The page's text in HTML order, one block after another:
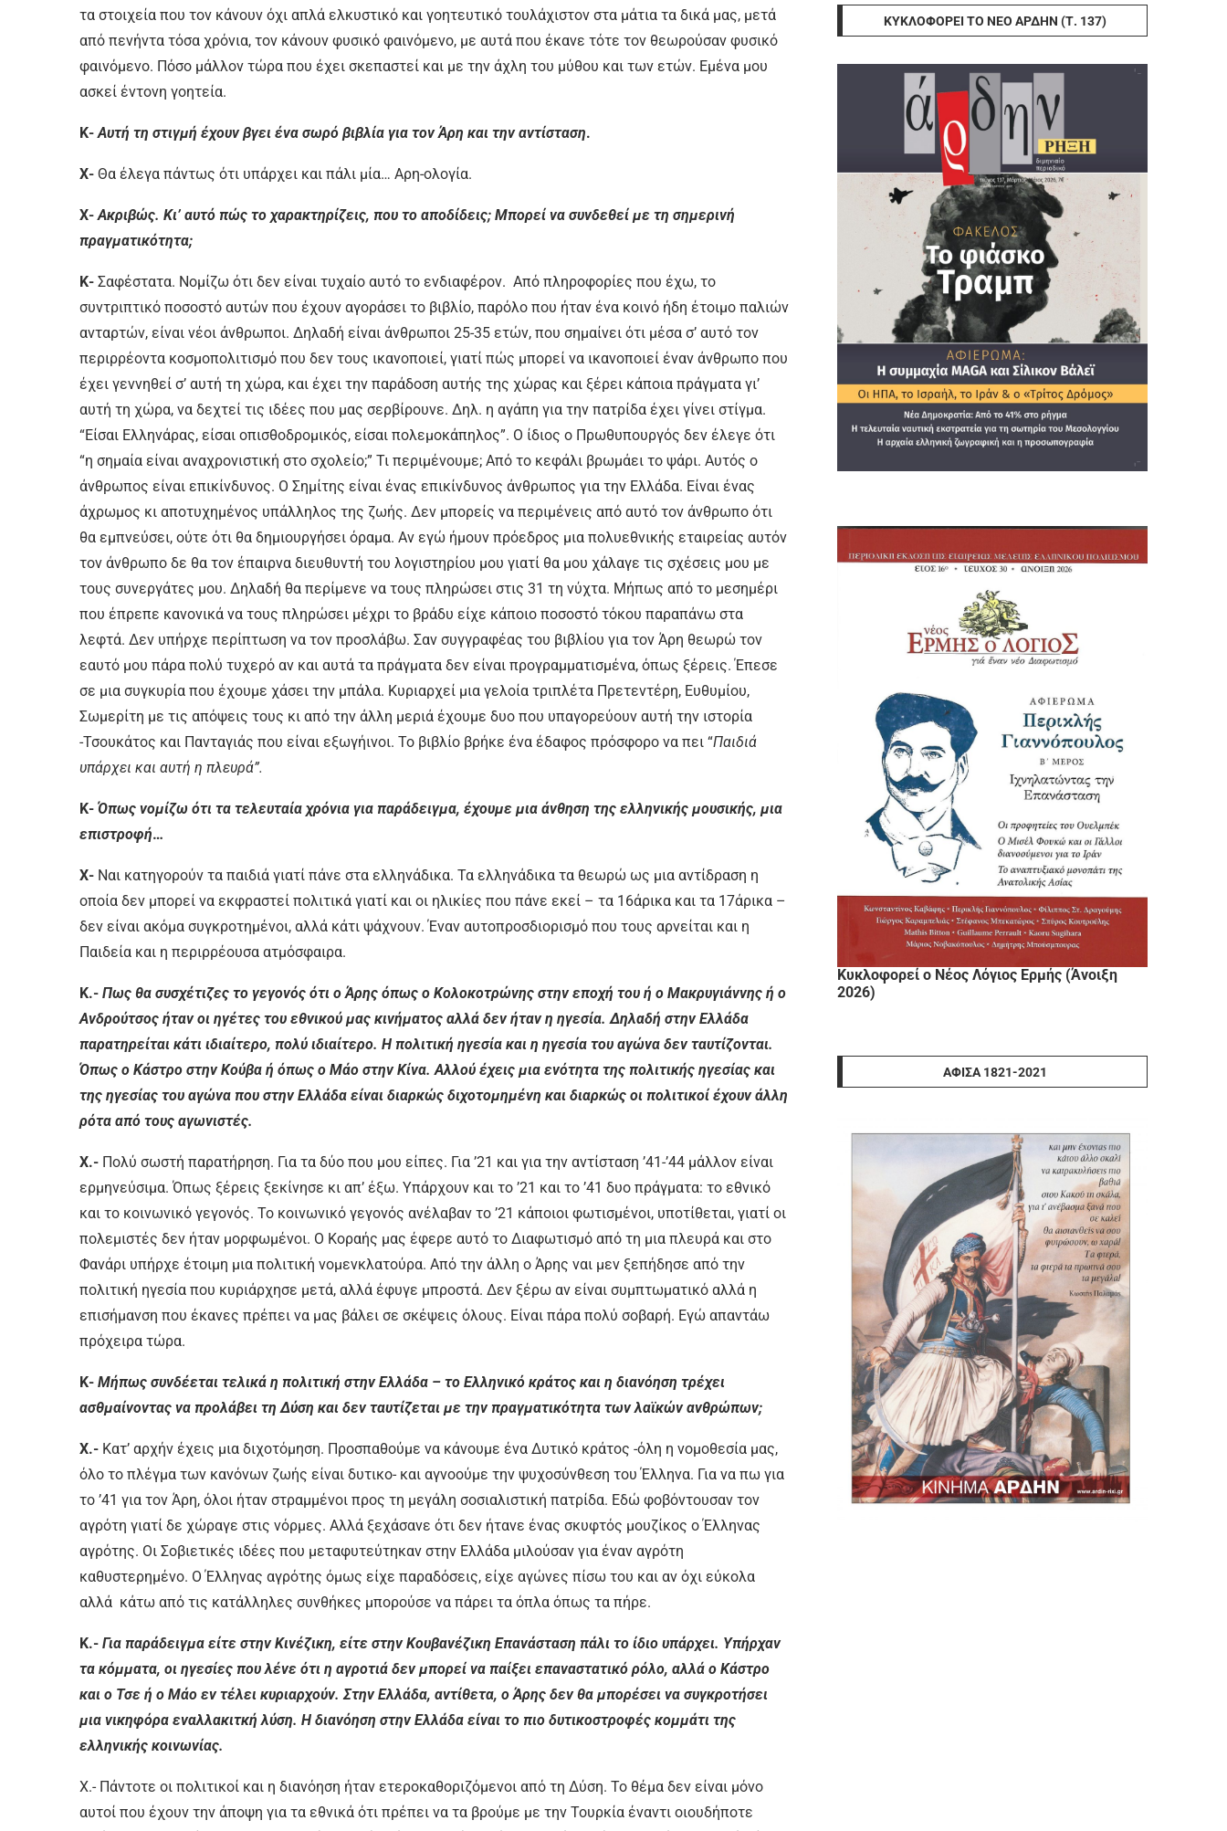
τα στοιχεία που τον κάνουν όχι απλά ελκυστικό και γοητευτικό τουλάχιστον στα μάτια τα δικά μας, μετά
από πενήντα τόσα χρόνια, τον κάνουν φυσικό φαινόμενο, με αυτά που έκανε τότε τον θεωρούσαν φυσικό
φαινόμενο. Πόσο μάλλον τώρα που έχει σκεπαστεί και με την άχλη του μύθου και των ετών. Εμένα μου
ασκεί έντονη γοητεία.
Κ-Αυτή τη στιγμή έχουν βγει ένα σωρό βιβλία για τον Άρη και την αντίσταση.
Χ- Θα έλεγα πάντως ότι υπάρχει και πάλι μία… Αρη-ολογία.
Χ-Ακριβώς. Κι’ αυτό πώς το χαρακτηρίζεις, που το αποδίδεις; Μπορεί να συνδεθεί με τη σημερινή
πραγματικότητα;
Κ- Σαφέστατα. Νομίζω ότι δεν είναι τυχαίο αυτό το ενδιαφέρον. Από πληροφορίες που έχω, το
συντριπτικό ποσοστό αυτών που έχουν αγοράσει το βιβλίο, παρόλο που ήταν ένα κοινό ήδη έτοιμο παλιών
ανταρτών, είναι νέοι άνθρωποι. Δηλαδή είναι άνθρωποι 25-35 ετών, που σημαίνει ότι μέσα σ’ αυτό τον
περιρρέοντα κοσμοπολιτισμό που δεν τους ικανοποιεί, γιατί πώς μπορεί να ικανοποιεί έναν άνθρωπο που
έχει γεννηθεί σ’ αυτή τη χώρα, και έχει την παράδοση αυτής της χώρας και ξέρει κάποια πράγματα γι’
αυτή τη χώρα, να δεχτεί τις ιδέες που μας σερβίρουνε. Δηλ. η αγάπη για την πατρίδα έχει γίνει στίγμα.
“Είσαι Ελληνάρας, είσαι οπισθοδρομικός, είσαι πολεμοκάπηλος”. Ο ίδιος ο Πρωθυπουργός δεν έλεγε ότι
“η σημαία είναι αναχρονιστική στο σχολείο;” Τι περιμένουμε; Από το κεφάλι βρωμάει το ψάρι. Αυτός ο
άνθρωπος είναι επικίνδυνος. Ο Σημίτης είναι ένας επικίνδυνος άνθρωπος για την Ελλάδα. Είναι ένας
άχρωμος κι αποτυχημένος υπάλληλος της ζωής. Δεν μπορείς να περιμένεις από αυτό τον άνθρωπο ότι
θα εμπνεύσει, ούτε ότι θα δημιουργήσει όραμα. Αν εγώ ήμουν πρόεδρος μια πολυεθνικής εταιρείας αυτόν
τον άνθρωπο δε θα τον έπαιρνα διευθυντή του λογιστηρίου μου γιατί θα μου χάλαγε τις σχέσεις μου με
τους συνεργάτες μου. Δηλαδή θα περίμενε να τους πληρώσει στις 31 τη νύχτα. Μήπως από το μεσημέρι
που έπρεπε κανονικά να τους πληρώσει μέχρι το βράδυ είχε κάποιο ποσοστό τόκου παραπάνω στα
λεφτά. Δεν υπήρχε περίπτωση να τον προσλάβω. Σαν συγγραφέας του βιβλίου για τον Άρη θεωρώ τον
εαυτό μου πάρα πολύ τυχερό αν και αυτά τα πράγματα δεν είναι προγραμματισμένα, όπως ξέρεις. Έπεσε
σε μια συγκυρία που έχουμε χάσει την μπάλα. Κυριαρχεί μια γελοία τριπλέτα Πρετεντέρη, Ευθυμίου,
Σωμερίτη με τις απόψεις τους κι από την άλλη μεριά έχουμε δυο που υπαγορεύουν αυτή την ιστορία
-Τσουκάτος και Πανταγιάς που είναι εξωγήινοι. Το βιβλίο βρήκε ένα έδαφος πρόσφορο να πει “Παιδιά
υπάρχει και αυτή η πλευρά”.
Κ- Όπως νομίζω ότι τα τελευταία χρόνια για παράδειγμα, έχουμε μια άνθηση της ελληνικής μουσικής, μια
επιστροφή…
Χ- Ναι κατηγορούν τα παιδιά γιατί πάνε στα ελληνάδικα. Τα ελληνάδικα τα θεωρώ ως μια αντίδραση η
οποία δεν μπορεί να εκφραστεί πολιτικά γιατί και οι ηλικίες που πάνε εκεί – τα 16άρικα και τα 17άρικα –
δεν είναι ακόμα συγκροτημένοι, αλλά κάτι ψάχνουν. Έναν αυτοπροσδιορισμό που τους αρνείται και η
Παιδεία και η περιρρέουσα ατμόσφαιρα.
Κ.- Πως θα συσχέτιζες το γεγονός ότι ο Άρης όπως ο Κολοκοτρώνης στην εποχή του ή ο Μακρυγιάννης ή ο
Ανδρούτσος ήταν οι ηγέτες του εθνικού μας κινήματος αλλά δεν ήταν η ηγεσία. Δηλαδή στην Ελλάδα
παρατηρείται κάτι ιδιαίτερο, πολύ ιδιαίτερο. Η πολιτική ηγεσία και η ηγεσία του αγώνα δεν ταυτίζονται.
Όπως ο Κάστρο στην Κούβα ή όπως ο Μάο στην Κίνα. Αλλού έχεις μια ενότητα της πολιτικής ηγεσίας και
της ηγεσίας του αγώνα που στην Ελλάδα είναι διαρκώς διχοτομημένη και διαρκώς οι πολιτικοί έχουν άλλη
ρότα από τους αγωνιστές.
Χ.- Πολύ σωστή παρατήρηση. Για τα δύο που μου είπες. Για ’21 και για την αντίσταση ’41-’44 μάλλον είναι
ερμηνεύσιμα. Όπως ξέρεις ξεκίνησε κι απ’ έξω. Υπάρχουν και το ’21 και το ’41 δυο πράγματα: το εθνικό
και το κοινωνικό γεγονός. Το κοινωνικό γεγονός ανέλαβαν το ’21 κάποιοι φωτισμένοι, υποτίθεται, γιατί οι
πολεμιστές δεν ήταν μορφωμένοι. Ο Κοραής μας έφερε αυτό το Διαφωτισμό από τη μια πλευρά και στο
Φανάρι υπήρχε έτοιμη μια πολιτική νομενκλατούρα. Από την άλλη ο Άρης ναι μεν ξεπήδησε από την
πολιτική ηγεσία που κυριάρχησε μετά, αλλά έφυγε μπροστά. Δεν ξέρω αν είναι συμπτωματικό αλλά η
επισήμανση που έκανες πρέπει να μας βάλει σε σκέψεις όλους. Είναι πάρα πολύ σοβαρή. Εγώ απαντάω
πρόχειρα τώρα.
Κ- Μήπως συνδέεται τελικά η πολιτική στην Ελλάδα – το Ελληνικό κράτος και η διανόηση τρέχει
ασθμαίνοντας να προλάβει τη Δύση και δεν ταυτίζεται με την πραγματικότητα των λαϊκών ανθρώπων;
Χ.- Κατ’ αρχήν έχεις μια διχοτόμηση. Προσπαθούμε να κάνουμε ένα Δυτικό κράτος -όλη η νομοθεσία μας,
όλο το πλέγμα των κανόνων ζωής είναι δυτικο- και αγνοούμε την ψυχοσύνθεση του Έλληνα. Για να πω για
το ’41 για τον Άρη, όλοι ήταν στραμμένοι προς τη μεγάλη σοσιαλιστική πατρίδα. Εδώ φοβόντουσαν τον
αγρότη γιατί δε χώραγε στις νόρμες. Αλλά ξεχάσανε ότι δεν ήτανε ένας σκυφτός μουζίκος ο Έλληνας
αγρότης. Οι Σοβιετικές ιδέες που μεταφυτεύτηκαν στην Ελλάδα μιλούσαν για έναν αγρότη
καθυστερημένο. Ο Έλληνας αγρότης όμως είχε παραδόσεις, είχε αγώνες πίσω του και αν όχι εύκολα
αλλά κάτω από τις κατάλληλες συνθήκες μπορούσε να πάρει τα όπλα όπως τα πήρε.
Κ.- Για παράδειγμα είτε στην Κινέζικη, είτε στην Κουβανέζικη Επανάσταση πάλι το ίδιο υπάρχει. Υπήρχαν
τα κόμματα, οι ηγεσίες που λένε ότι η αγροτιά δεν μπορεί να παίξει επαναστατικό ρόλο, αλλά ο Κάστρο
και ο Τσε ή ο Μάο εν τέλει κυριαρχούν. Στην Ελλάδα, αντίθετα, ο Άρης δεν θα μπορέσει να συγκροτήσει
μια νικηφόρα εναλλακιτκή λύση. Η διανόηση στην Ελλάδα είναι το πιο δυτικοστροφές κομμάτι της
ελληνικής κοινωνίας.
Χ.- Πάντοτε οι πολιτικοί και η διανόηση ήταν ετεροκαθοριζόμενοι από τη Δύση. Το θέμα δεν είναι μόνο
αυτοί που έχουν την άποψη για τα εθνικά ότι πρέπει να τα βρούμε με την Τουρκία έναντι οιουδήποτε
ΚΥΚΛΟΦΟΡΕΊ ΤΟ ΝΈΟ ΆΡΔΗΝ (Τ. 137)
Κυκλοφορεί ο Νέος Λόγιος Ερμής (Άνοιξη
2026)
ΑΦΊΣΑ 1821-2021